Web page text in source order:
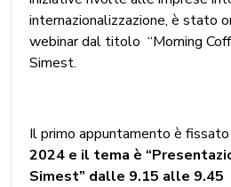
internazionalizzazione, è stato
webinar dal titolo “Morning
Simest.
Il primo appuntamento è
2024 e il tema è “
Simest” dalle 9.15 alle 9.45